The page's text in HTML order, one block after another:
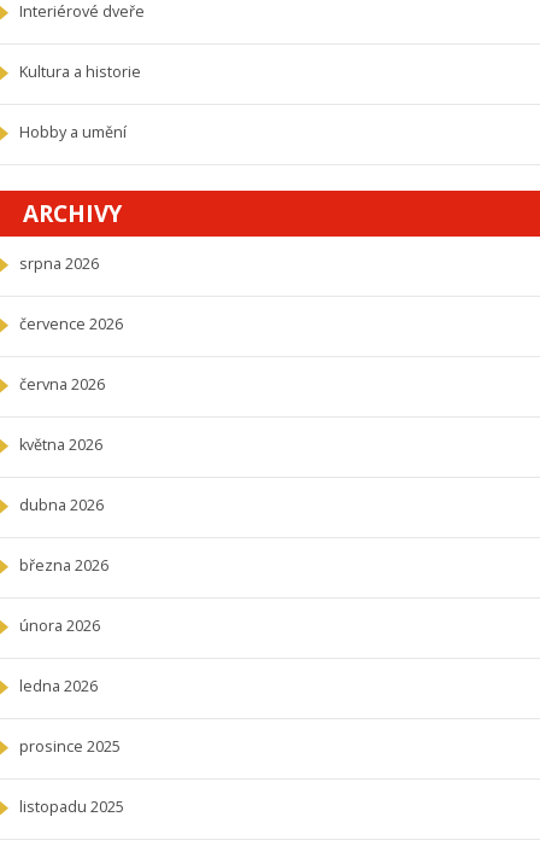
Interiérové dveře
Kultura a historie
Hobby a umění
ARCHIVY
srpna 2026
července 2026
června 2026
května 2026
dubna 2026
března 2026
února 2026
ledna 2026
prosince 2025
listopadu 2025